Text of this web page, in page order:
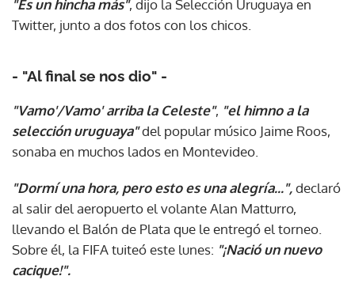
"Es un hincha más", dijo la Selección Uruguaya en
Twitter, junto a dos fotos con los chicos.
- "Al final se nos dio" -
"Vamo'/Vamo' arriba la Celeste", "el himno a la
selección uruguaya"del popular músico Jaime Roos,
sonaba en muchos lados en Montevideo.
"Dormí una hora, pero esto es una alegría...",declaró
al salir del aeropuerto el volante Alan Matturro,
llevando el Balón de Plata que le entregó el torneo.
Sobre él, la FIFA tuiteó este lunes: "¡Nació un nuevo
cacique!".